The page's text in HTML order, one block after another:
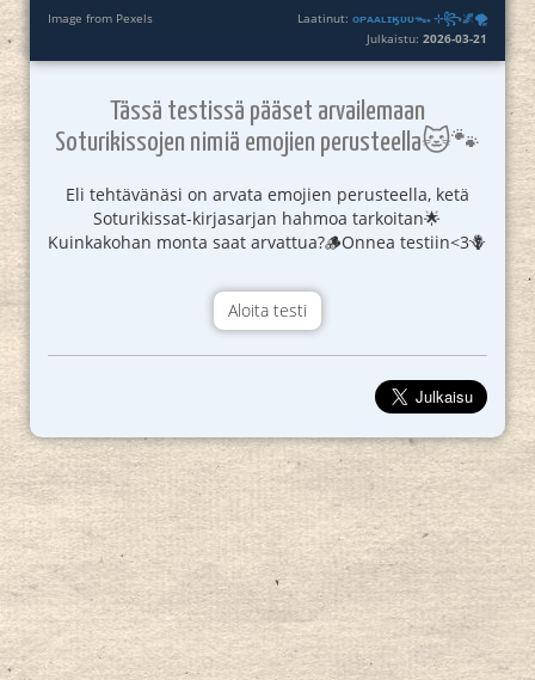
Image from Pexels Laatinut:ᴏᴘᴀᴀʟɪӄᴜᴜᯓ₊ ⊹꧂🌌🌪
Julkaistu:2026-03-21
Tässä testissä pääset arvailemaan
Soturikissojen nimiä emojien perusteella🐱🐾
Eli tehtävänäsi on arvata emojien perusteella, ketä
Soturikissat-kirjasarjan hahmoa tarkoitan🌟
Kuinkakohan monta saat arvattua?🪵Onnea testiin<3🪻
Aloita testi